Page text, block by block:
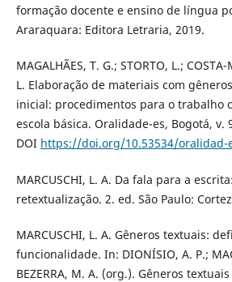
formação docente e ensino de língua
Araraquara: Editora Letraria, 2019.
MAGALHÃES, T. G.; STORTO, L.;
L. Elaboração de materiais com
inicial: procedimentos para o trabalho
escola básica. Oralidade-es, Bogotá, v.
DOI https://doi.org/10.53534/oralidad-
MARCUSCHI, L. A. Da fala para a
retextualização. 2. ed. São Paulo:
MARCUSCHI, L. A. Gêneros textuais:
funcionalidade. In: DIONÍSIO, A. P.;
BEZERRA, M. A. (org.). Gêneros